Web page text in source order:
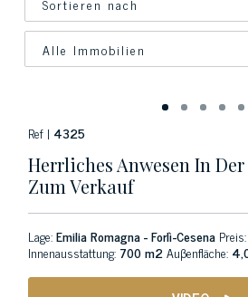
Ref | 4325
Herrliches Anwesen In
Zum Verkauf
Lage:Emilia Romagna - Forlì-Cesena Preis:
Innenausstattung: 700 m2Auβenfläche: